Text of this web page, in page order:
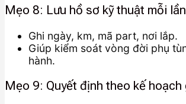
Mẹo 8: Lưu hồ sơ kỹ thuật mỗi
Ghi ngày, km, mã part, nơi lắp.
Giúp kiểm soát vòng đời phụ
hành.
Mẹo 9: Quyết định theo kế hoạch